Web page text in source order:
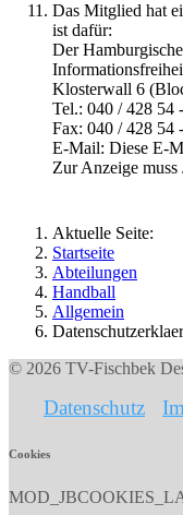
Das Mitglied hat
ist dafür:
Der
Klosterwall 6
Tel.: 040 / 428 54
Fax: 040 / 428 54
E-Mail: Diese E-
Zur Anzeige muss
Aktuelle Seite:
Startseite
Abteilungen
Handball
Allgemein
© 2026 TV-Fischbek
Datenschutz
Cookies